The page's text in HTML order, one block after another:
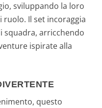
sviluppando la loro
ruolo. Il set incoraggia
squadra, arricchendo
ispirate alla
questo